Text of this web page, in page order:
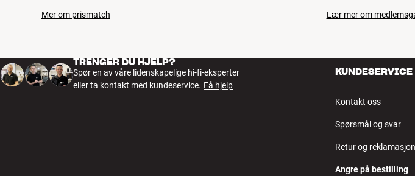
Mer om prismatch Lær mer om
TRENGER DU HJELP?
Spør en av våre lidenskapelige hi-fi-eksperter
eller ta kontakt med kundeservice. Få hjelp
KUNDESERVICE
Kontakt oss
Spørsmål og svar
Retur og reklamasjon
Angre på bestilling